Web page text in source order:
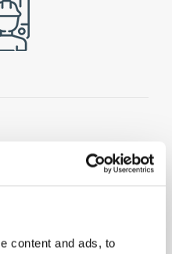
content and ads, to
als Eigentümer und